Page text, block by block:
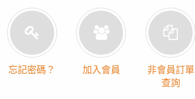
忘記密碼？ 加入會員
非會員訂單
查詢